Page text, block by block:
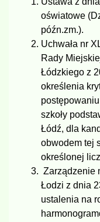
oświatowe
późn.zm.).
Uchwała nr
Rady
Łódzkiego z
określenia
szkoły
Łódź, dla
obwodem tej
określonej
Zarządzenie
Łodzi z dnia
ustalenia na